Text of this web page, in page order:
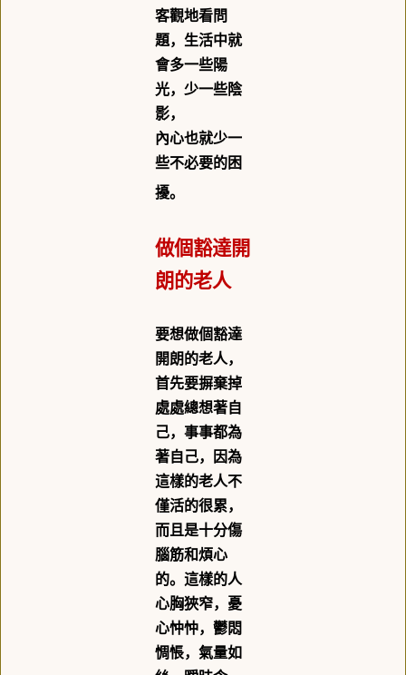
客觀地看問
題，生活中就
會多一些陽
光，少一些陰
影，
內心也就少一
些不必要的困
擾。
做個豁達開
朗的老人
要想做個豁達
開朗的老人，
首先要摒棄掉
處處總想著自
己，事事都為
著自己，因為
這樣的老人不
僅活的很累，
而且是十分傷
腦筋和煩心
的。這樣的人
心胸狹窄，憂
心忡忡，鬱悶
惆悵，氣量如